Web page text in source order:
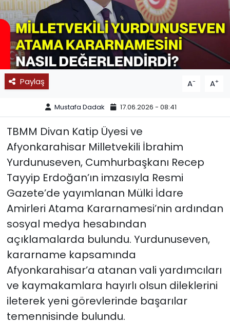
Paylaş A- A+
Mustafa Dadak 17.06.2026 - 08:41
TBMM Divan Katip Üyesi ve
Afyonkarahisar Milletvekili İbrahim
Yurdunuseven, Cumhurbaşkanı Recep
Tayyip Erdoğan’ın imzasıyla Resmi
Gazete’de yayımlanan Mülki İdare
Amirleri Atama Kararnamesi’nin ardından
sosyal medya hesabından
açıklamalarda bulundu. Yurdunuseven,
kararname kapsamında
Afyonkarahisar’a atanan vali yardımcıları
ve kaymakamlara hayırlı olsun dileklerini
ileterek yeni görevlerinde başarılar
temennisinde bulundu.
11:11 MANŞET